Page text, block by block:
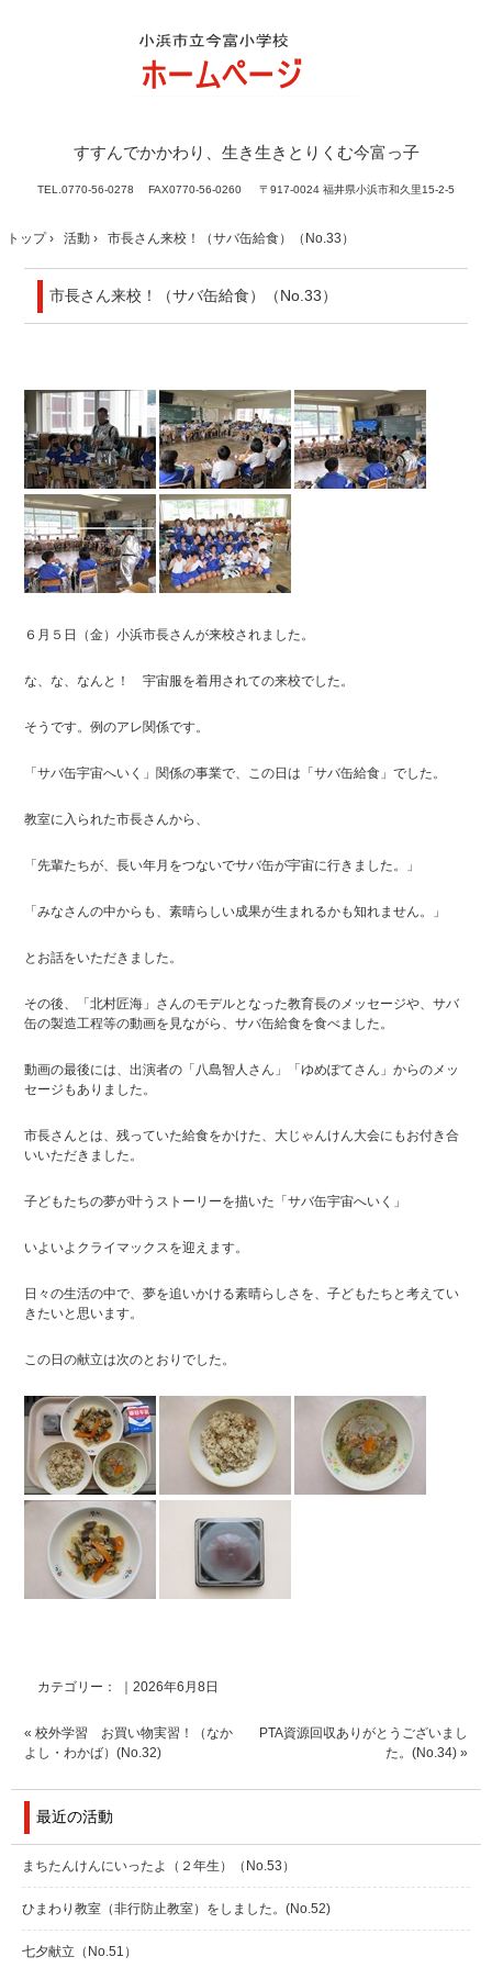
すすんでかかわり、生き生きとりくむ今富っ子
TEL. 0770-56-0278 FAX0770-56-0260 〒917-0024 福井県小浜市和久里15-2-5
トップ› 活動 › 市長さん来校！（サバ缶給食）（No.33）
市長さん来校！（サバ缶給食）（No.33）
６月５日（金）小浜市長さんが来校されました。
な、な、なんと！ 宇宙服を着用されての来校でした。
そうです。例のアレ関係です。
「サバ缶宇宙へいく」関係の事業で、この日は「サバ缶給食」でした。
教室に入られた市長さんから、
「先輩たちが、長い年月をつないでサバ缶が宇宙に行きました。」
「みなさんの中からも、素晴らしい成果が生まれるかも知れません。」
とお話をいただきました。
その後、「北村匠海」さんのモデルとなった教育長のメッセージや、サバ
缶の製造工程等の動画を見ながら、サバ缶給食を食べました。
動画の最後には、出演者の「八島智人さん」「ゆめぽてさん」からのメッ
セージもありました。
市長さんとは、残っていた給食をかけた、大じゃんけん大会にもお付き合
いいただきました。
子どもたちの夢が叶うストーリーを描いた「サバ缶宇宙へいく」
いよいよクライマックスを迎えます。
日々の生活の中で、夢を追いかける素晴らしさを、子どもたちと考えてい
きたいと思います。
この日の献立は次のとおりでした。
カテゴリー： ｜2026年6月8日
« 校外学習 お買い物実習！（なか
よし・わかば）(No.32)
PTA資源回収ありがとうございまし
た。(No.34) »
最近の活動
まちたんけんにいったよ（２年生）（No.53）
ひまわり教室（非行防止教室）をしました。(No.52)
七夕献立（No.51）